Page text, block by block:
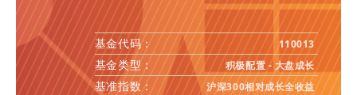
基金代码： 110013
基金类型： 积极配置 - 大盘成长
基准指数： 沪深300相对成长全收益